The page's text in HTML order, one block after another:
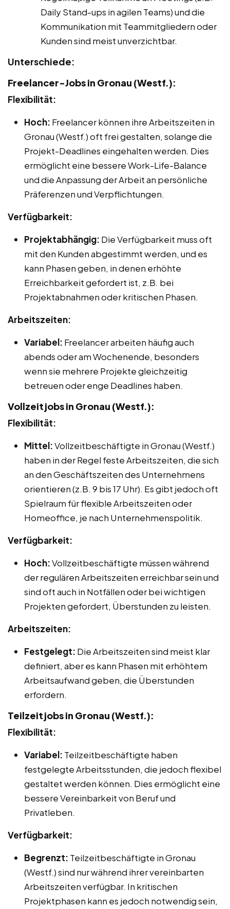
Daily Stand-ups in agilen Teams) und die
Kommunikation mit Teammitgliedern oder
Kunden sind meist unverzichtbar.
Unterschiede:
Freelancer-Jobs in Gronau (Westf.):
Flexibilität:
Hoch: Freelancer können ihre Arbeitszeiten in
Gronau (Westf.) oft frei gestalten, solange die
Projekt-Deadlines eingehalten werden. Dies
ermöglicht eine bessere Work-Life-Balance
und die Anpassung der Arbeit an persönliche
Präferenzen und Verpflichtungen.
Verfügbarkeit:
Projektabhängig: Die Verfügbarkeit muss oft
mit den Kunden abgestimmt werden, und es
kann Phasen geben, in denen erhöhte
Erreichbarkeit gefordert ist, z.B. bei
Projektabnahmen oder kritischen Phasen.
Arbeitszeiten:
Variabel: Freelancer arbeiten häufig auch
abends oder am Wochenende, besonders
wenn sie mehrere Projekte gleichzeitig
betreuen oder enge Deadlines haben.
Vollzeitjobs in Gronau (Westf.):
Flexibilität:
Mittel:Vollzeitbeschäftigte in Gronau (Westf.)
haben in der Regel feste Arbeitszeiten, die sich
an den Geschäftszeiten des Unternehmens
orientieren (z.B. 9 bis 17 Uhr). Es gibt jedoch oft
Spielraum für flexible Arbeitszeiten oder
Homeoffice, je nach Unternehmenspolitik.
Verfügbarkeit:
Hoch:Vollzeitbeschäftigte müssen während
der regulären Arbeitszeiten erreichbar sein und
sind oft auch in Notfällen oder bei wichtigen
Projekten gefordert, Überstunden zu leisten.
Arbeitszeiten:
Festgelegt: Die Arbeitszeiten sind meist klar
definiert, aber es kann Phasen mit erhöhtem
Arbeitsaufwand geben, die Überstunden
erfordern.
Teilzeitjobs in Gronau (Westf.):
Flexibilität:
Variabel: Teilzeitbeschäftigte haben
festgelegte Arbeitsstunden, die jedoch flexibel
gestaltet werden können. Dies ermöglicht eine
bessere Vereinbarkeit von Beruf und
Privatleben.
Verfügbarkeit:
Begrenzt: Teilzeitbeschäftigte in Gronau
(Westf.) sind nur während ihrer vereinbarten
Arbeitszeiten verfügbar. In kritischen
Projektphasen kann es jedoch notwendig sein,